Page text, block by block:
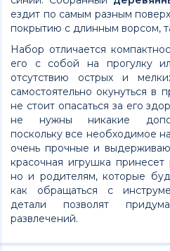
ездит по самым разным
покрытию с длинным ворсом,
Набор отличается
его с собой на прогулку
отсутствию острых и
самостоятельно окунуться в
не стоит опасаться за его
не нужны никакие
поскольку все необходимое
очень прочные и
красочная игрушка
но и родителям, которые
как обращаться с
детали позволят
развлечений.